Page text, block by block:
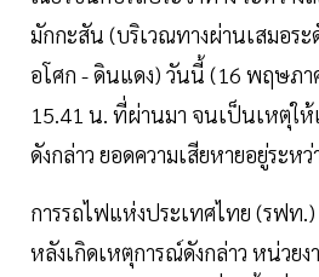
มักกะสัน (บริเวณทางผ่านเสมอร
อโศก - ดินแดง) วันนี้ (16 พฤษภา
15.41 น. ที่ผ่านมา จนเป็นเหตุให้
ดังกล่าว ยอดความเสียหายอยู่ระหว่
การรถไฟแห่งประเทศไทย (รฟท.)
หลังเกิดเหตุการณ์ดังกล่าว หน่วยง